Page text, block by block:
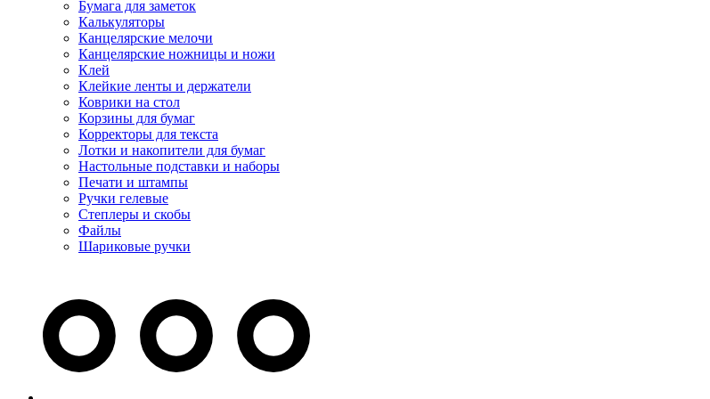
Бумага для заметок
Калькуляторы
Канцелярские мелочи
Канцелярские ножницы и ножи
Клей
Клейкие ленты и держатели
Коврики на стол
Корзины для бумаг
Корректоры для текста
Лотки и накопители для бумаг
Настольные подставки и наборы
Печати и штампы
Ручки гелевые
Степлеры и скобы
Файлы
Шариковые ручки